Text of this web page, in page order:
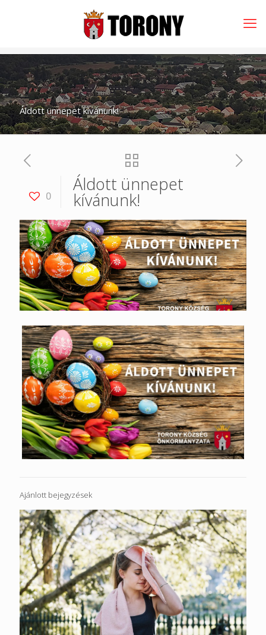
Áldott ünnepet kívánunk!
0
Áldott ünnepet
kívánunk!
Ajánlott bejegyzések